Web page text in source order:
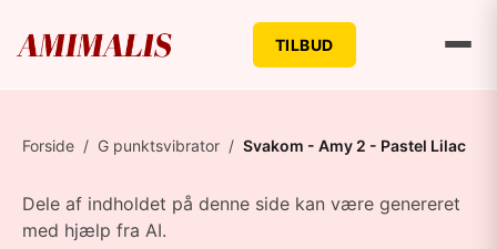
TILBUD
Forside / G punktsvibrator / Svakom - Amy 2 - Pastel Lilac
Dele af indholdet på denne side kan være genereret
med hjælp fra AI.